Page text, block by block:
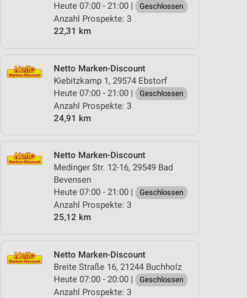
Heute 07:00 - 21:00 |
Geschlossen
Anzahl Prospekte: 3
22,31 km
Netto Marken-Discount
Kiebitzkamp 1, 29574 Ebstorf
Heute 07:00 - 21:00 |
Geschlossen
Anzahl Prospekte: 3
24,91 km
Netto Marken-Discount
Medinger Str. 12-16, 29549 Bad
Bevensen
Heute 07:00 - 21:00 |
Geschlossen
Anzahl Prospekte: 3
25,12 km
Netto Marken-Discount
Breite Straße 16, 21244 Buchholz
Heute 07:00 - 20:00 |
Geschlossen
Anzahl Prospekte: 3